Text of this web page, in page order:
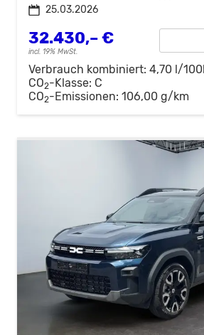
25.03.2026
32.430,– €
incl. 19% MwSt.
Verbrauch kombiniert: 4,70 l/
CO2-Klasse: C
CO2-Emissionen: 106,00 g/km